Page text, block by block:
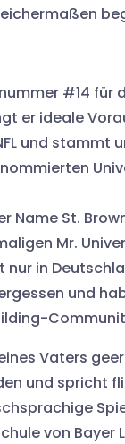
#14 für
er ideale
und stammt
St.
Mr.
in
und
Vaters
und spricht
von Bayer